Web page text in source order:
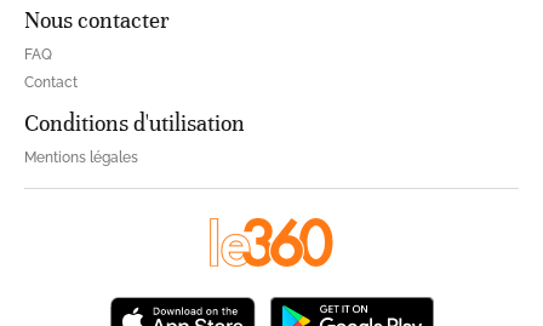
Nous contacter
FAQ
Contact
Conditions d'utilisation
Mentions légales